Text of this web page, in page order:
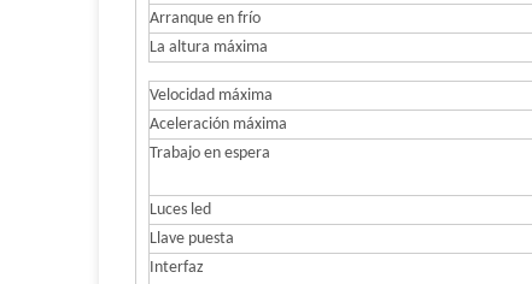
Arranque en frío
La altura máxima
Velocidad máxima
Aceleración máxima
Trabajo en espera
Luces led
Llave puesta
Interfaz